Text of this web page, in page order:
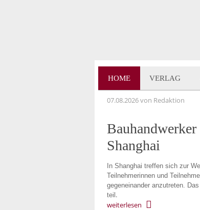
HOME VERLAG
07.08.2026von Redaktion
Shanghai
In Shanghai treffen sich zur
Teilnehmerinnen und
gegeneinander anzutreten.
teil .
weiterlesen